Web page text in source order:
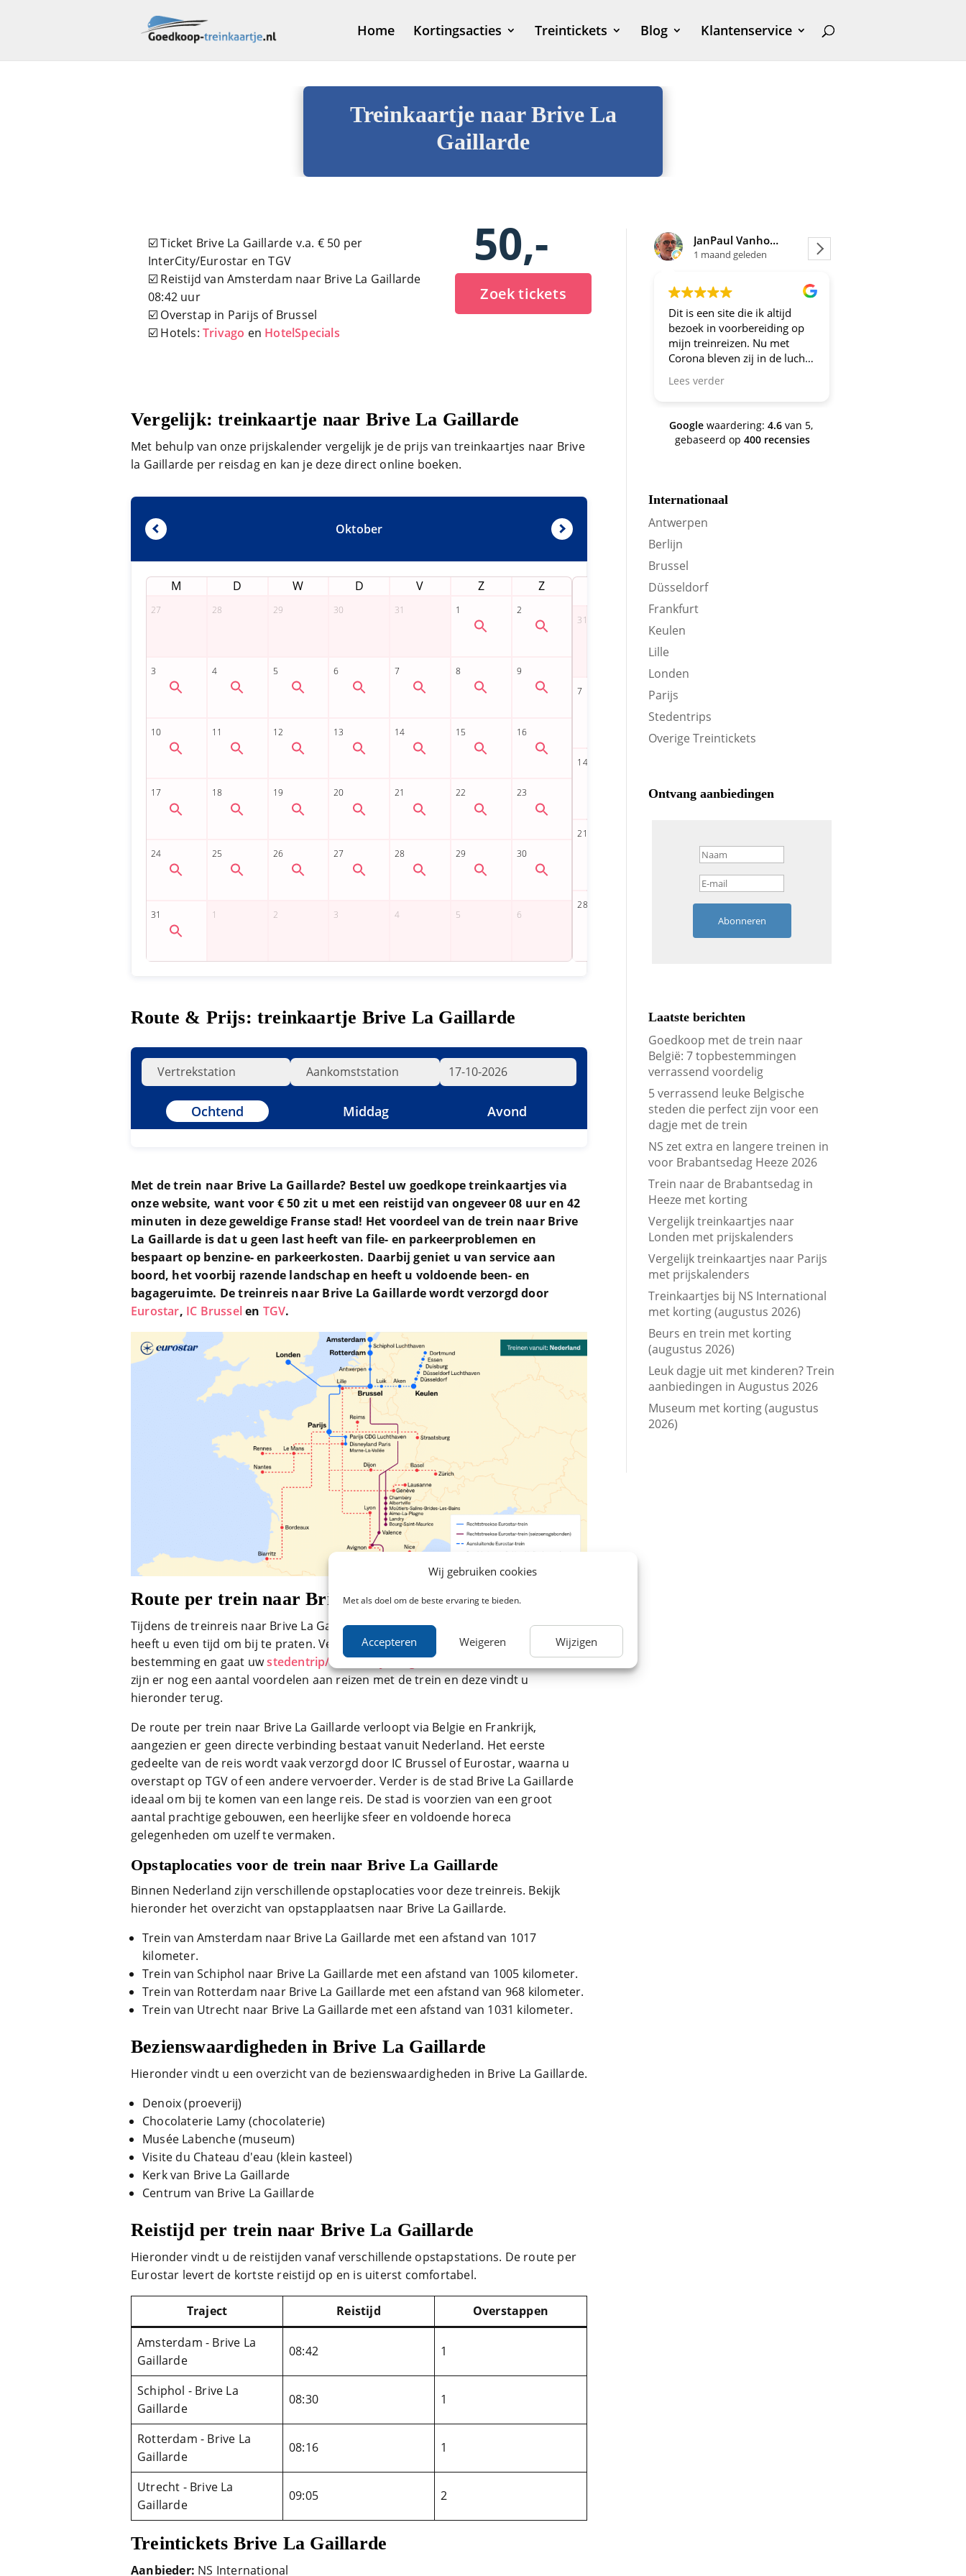
Wij gebruiken cookies
Met als doel om de beste ervaring te bieden.
Accepteren Weigeren Wijzigen
Home Kortingsacties Treintickets Blog Klantenservice
Treinkaartje naar Brive La
Gaillarde
☑️ Ticket Brive La Gaillarde v.a. € 50 per
InterCity/Eurostar en TGV
☑️ Reistijd van Amsterdam naar Brive La Gaillarde
08:42 uur
☑️ Overstap in Parijs of Brussel
☑️ Hotels: Trivago en HotelSpecials
50,-
Zoek tickets
Vergelijk: treinkaartje naar Brive La Gaillarde
Met behulp van onze prijskalender vergelijk je de prijs van treinkaartjes naar Brive
la Gaillarde per reisdag en kan je deze direct online boeken.
Oktober
M D W D V Z Z D
Route & Prijs: treinkaartje Brive La Gaillarde
Ochtend Middag Avond
Met de trein naar Brive La Gaillarde? Bestel uw goedkope treinkaartjes via
onze website, want voor € 50 zit u met een reistijd van ongeveer 08 uur en 42
minuten in deze geweldige Franse stad! Het voordeel van de trein naar Brive
La Gaillarde is dat u geen last heeft van file- en parkeerproblemen en
bespaart op benzine- en parkeerkosten. Daarbij geniet u van service aan
boord, het voorbij razende landschap en heeft u voldoende been- en
bagageruimte. De treinreis naar Brive La Gaillarde wordt verzorgd door
Eurostar, IC Brusselen TGV.
Route per trein naar Brive La Gaillarde
Tijdens de treinreis naar Brive La Gaillarde bent u van alle gemakken voorzien en
heeft u even tijd om bij te praten. Vervolgens komt u uitgerust aan op uw
bestemming en gaat uwstedentrip/weekendje wegdirect van start. Daarnaast
zijn er nog een aantal voordelen aan reizen met de trein en deze vindt u
hieronder terug.
De route per trein naar Brive La Gaillarde verloopt via Belgie en Frankrijk,
aangezien er geen directe verbinding bestaat vanuit Nederland. Het eerste
gedeelte van de reis wordt vaak verzorgd door IC Brussel of Eurostar, waarna u
overstapt op TGV of een andere vervoerder. Verder is de stad Brive La Gaillarde
ideaal om bij te komen van een lange reis. De stad is voorzien van een groot
aantal prachtige gebouwen, een heerlijke sfeer en voldoende horeca
gelegenheden om uzelf te vermaken.
Opstaplocaties voor de trein naar Brive La Gaillarde
Binnen Nederland zijn verschillende opstaplocaties voor deze treinreis. Bekijk
hieronder het overzicht van opstapplaatsen naar Brive La Gaillarde.
Trein van Amsterdam naar Brive La Gaillarde met een afstand van 1017
kilometer.
Trein van Schiphol naar Brive La Gaillarde met een afstand van 1005 kilometer.
Trein van Rotterdam naar Brive La Gaillarde met een afstand van 968 kilometer.
Trein van Utrecht naar Brive La Gaillarde met een afstand van 1031 kilometer.
Bezienswaardigheden in Brive La Gaillarde
Hieronder vindt u een overzicht van de bezienswaardigheden in Brive La Gaillarde.
Denoix (proeverij)
Chocolaterie Lamy (chocolaterie)
Musée Labenche (museum)
Visite du Chateau d'eau (klein kasteel)
Kerk van Brive La Gaillarde
Centrum van Brive La Gaillarde
Reistijd per trein naar Brive La Gaillarde
Hieronder vindt u de reistijden vanaf verschillende opstapstations. De route per
Eurostar levert de kortste reistijd op en is uiterst comfortabel.
Traject Reistijd
Overstappen
Amsterdam - Brive La
Gaillarde
08:42 1
Schiphol - Brive La
Gaillarde
08:30 1
Rotterdam - Brive La
Gaillarde
08:16 1
Utrecht - Brive La
Gaillarde
09:05 2
Treintickets Brive La Gaillarde
Aanbieder: NS International
JanPaul Vanhoven
1 maand geleden
Dit is een site die ik altijd
bezoek in voorbereiding op
mijn treinreizen. Nu met
Corona bleven zij in de lucht.
Bravo en ga zo door! En nu
zijn we een aantal jaren
site om je te oriënteren op
trein-voordeel!
Lees verder
Google waardering: 4.6 van 5,
gebaseerd op400 recensies
Internationaal
Antwerpen
Berlijn
Brussel
Düsseldorf
Frankfurt
Keulen
Lille
Londen
Parijs
Stedentrips
Overige Treintickets
Ontvang aanbiedingen
Abonneren
Laatste berichten
Goedkoop met de trein naar
België: 7 topbestemmingen
verrassend voordelig
5 verrassend leuke Belgische
steden die perfect zijn voor een
dagje met de trein
NS zet extra en langere treinen in
voor Brabantsedag Heeze 2026
Trein naar de Brabantsedag in
Heeze met korting
Vergelijk treinkaartjes naar
Londen met prijskalenders
Vergelijk treinkaartjes naar Parijs
met prijskalenders
Treinkaartjes bij NS International
met korting (augustus 2026)
Beurs en trein met korting
(augustus 2026)
Leuk dagje uit met kinderen? Trein
aanbiedingen in Augustus 2026
Museum met korting (augustus
2026)